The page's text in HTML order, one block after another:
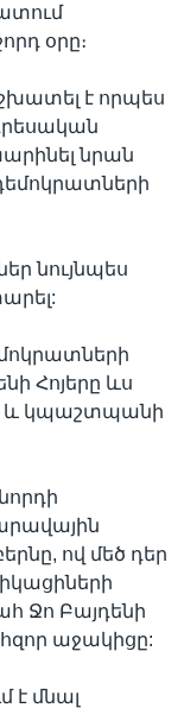
օրը։
է որպես
նրան
նույնպես
Հոյերը ևս
և կպաշտպանի
ով մեծ դեր
Ջո Բայդենի
աջակիցը:
է մնալ